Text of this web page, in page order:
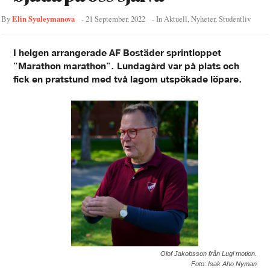
ByElin Syuleymanova -21 September, 2022 - InAktuell,Nyheter,Studentliv
I helgen arrangerade AF Bostäder sprintloppet
"Marathon marathon". Lundagård var på plats och
fick en pratstund med två lagom utspökade löpare.
Olof Jakobsson från Lugi motion.
Foto: Isak Aho Nyman